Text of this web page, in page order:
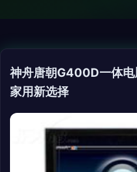
神舟唐朝G400D一体
家用新选择